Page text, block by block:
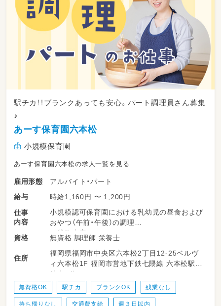
駅チカ！！ブランクあっても安心。パート調理員さん募集
♪
あーす保育園六本松
小規模保育園
あーす保育園六本松の求人一覧を見る
雇用形態
アルバイト・パート
給与
時給1,160円 〜 1,200円
仕事
内容
小規模認可保育園における乳幼児の昼食および
おやつ（午前・午後）の調理
≪業務内容≫
・調理業務
・食材購入
・食数管理
※献立作成はありません。
資格 無資格 調理師 栄養士
住所
福岡県福岡市中央区六本松2丁目12-25ベルヴ
ィ六本松1F 福岡市営地下鉄七隈線 六本松駅
徒歩2分
無資格OK 駅チカ ブランクOK 残業なし
持ち帰りなし 交通費支給 週３日以内